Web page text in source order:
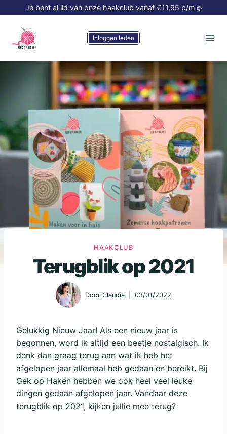
Doorgaan
naar
inhoud
Je bent al lid van onze haakclub vanaf €11,95 p/m 😍
Inloggen leden
HAAKCLUB
Terugblik op 2021
Door Claudia 03/01/2022
Gelukkig Nieuw Jaar! Als een nieuw jaar is
begonnen, word ik altijd een beetje nostalgisch. Ik
denk dan graag terug aan wat ik heb het
afgelopen jaar allemaal heb gedaan en bereikt. Bij
Gek op Haken hebben we ook heel veel leuke
dingen gedaan afgelopen jaar. Vandaar deze
terugblik op 2021, kijken jullie mee terug?